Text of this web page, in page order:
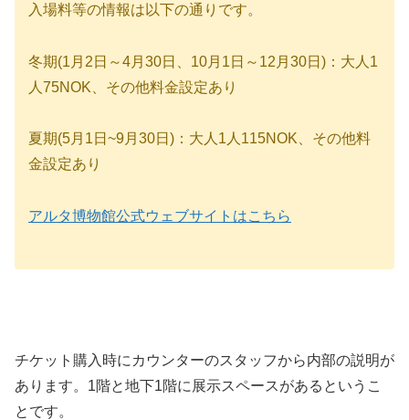
入場料等の情報は以下の通りです。
冬期(1月2日～4月30日、10月1日～12月30日)：大人1
人75NOK、その他料金設定あり
夏期(5月1日~9月30日)：大人1人115NOK、その他料
金設定あり
アルタ博物館公式ウェブサイトはこちら
チケット購入時にカウンターのスタッフから内部の説明が
あります。1階と地下1階に展示スペースがあるというこ
とです。